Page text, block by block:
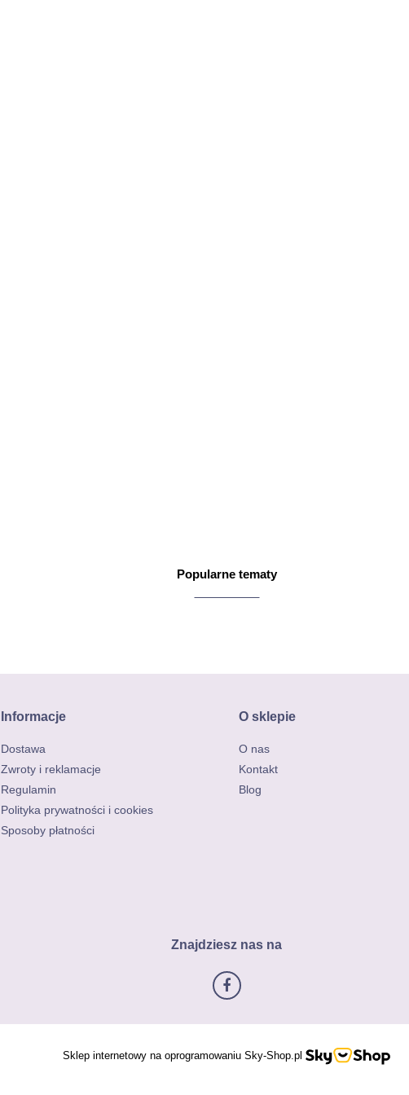
Popularne tematy
Informacje
Dostawa
Zwroty i reklamacje
Regulamin
Polityka prywatności i cookies
Sposoby płatności
O sklepie
O nas
Kontakt
Blog
Znajdziesz nas na
Sklep internetowy na oprogramowaniu Sky-Shop.pl